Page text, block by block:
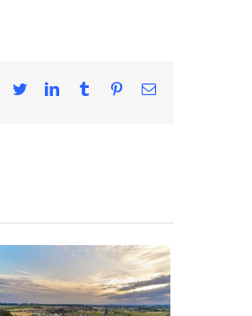
Facebook
TwitterLinkedInTumblr Pinterest
E-
Kloster
Aldersbach